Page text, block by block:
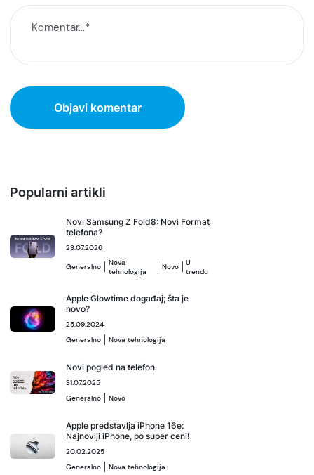
Popularni artikli
Novi Samsung Z Fold8: Novi Format
telefona?
23.07.2026
Generalno
Nova
tehnologija
Novo
U
trendu
Apple Glowtime događaj; šta je
novo?
25.09.2024
Generalno
Nova tehnologija
Novi pogled na telefon.
31.07.2025
Generalno
Novo
Apple predstavlja iPhone 16e:
Najnoviji iPhone, po super ceni!
20.02.2025
Generalno
Nova tehnologija